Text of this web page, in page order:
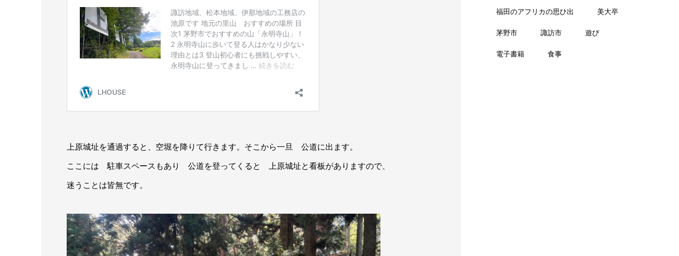
上原城址を通過すると、空堀を降りて行きます。そこから一旦 公道に出ます。
ここには 駐車スペースもあり 公道を登ってくると 上原城址と看板がありますので、
迷うことは皆無です。
福田のアフリカの思ひ出 美大卒
茅野市 諏訪市 遊び
電子書籍 食事